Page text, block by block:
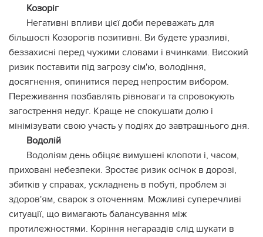
Козоріг
Негативні впливи цієї доби переважать для
більшості Козорогів позитивні. Ви будете уразливі,
беззахисні перед чужими словами і вчинками. Високий
ризик поставити під загрозу сім'ю, володіння,
досягнення, опинитися перед непростим вибором.
Переживання позбавлять рівноваги та спровокують
загострення недуг. Краще не спокушати долю і
мінімізувати свою участь у подіях до завтрашнього дня.
Водолій
Водоліям день обіцяє вимушені клопоти і, часом,
приховані небезпеки. Зростає ризик осічок в дорозі,
збитків у справах, ускладнень в побуті, проблем зі
здоров'ям, сварок з оточенням. Можливі суперечливі
ситуації, що вимагають балансування між
протилежностями. Коріння негараздів слід шукати в